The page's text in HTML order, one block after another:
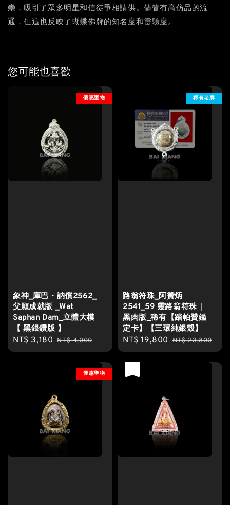
崇，吸引了眾多明星和信徒爭相請供。儘管有高仿品的流
通，但這也反映了蝴蝶佛牌的知名度和靈驗度。
您可能也喜歡
優惠聖物
象神_庫巴・訥償2562_
父願成就版 _Wat
Saphan Dam_立體大模
【 黑銀鑽版 】
Sale
price
NT$ 3,180 Regular
price
NT$ 4,000
稀有老牌
路翁符珠_阿贊炳
2541_59 靈路翁符珠｜
黑肉版_稀有【踏帕贊鑑
定卡】【三環純銀殼】
Sale
price
NT$ 19,800 Regular
price
NT$ 23,800
優惠聖物